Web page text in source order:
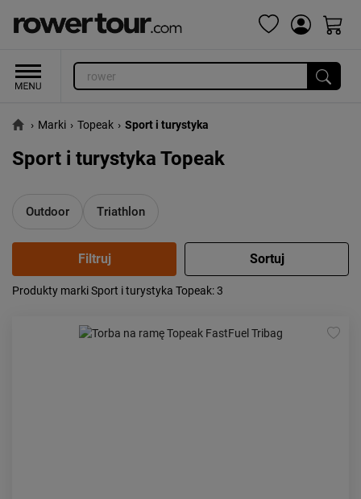
› Marki › Topeak › Sport i turystyka
Sport i turystyka Topeak
Outdoor Triathlon
Popularność:
od najwyższej
Produkty marki Sport i turystyka Topeak: 3